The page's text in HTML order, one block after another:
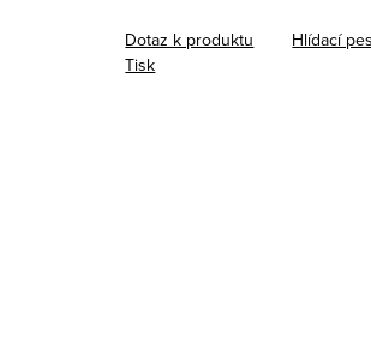
Tisk
Dotaz k produktu Hlídací pes